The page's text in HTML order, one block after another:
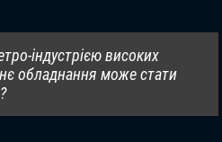
індустрією високих
обладнання може стати